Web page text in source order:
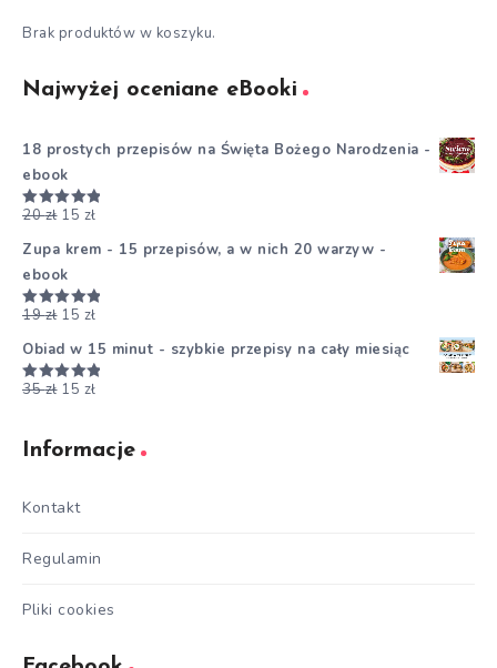
Brak produktów w koszyku.
Najwyżej oceniane eBooki
18 prostych przepisów na Święta Bożego Narodzenia -
ebook
Oceniono
20zł 15 zł
Zupa krem - 15 przepisów, a w nich 20 warzyw -
ebook
Oceniono
19zł 15 zł
Obiad w 15 minut - szybkie przepisy na cały miesiąc
Oceniono
35zł 15 zł
Informacje
Kontakt
Regulamin
Pliki cookies